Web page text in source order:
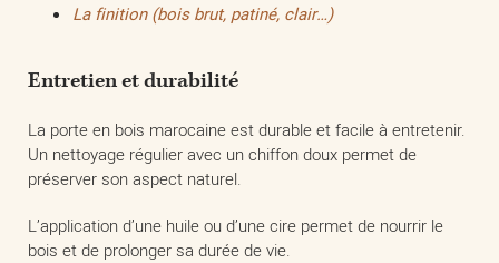
La finition (bois brut, patiné, clair…)
Entretien et durabilité
La porte en bois marocaine est durable et facile à entretenir.
Un nettoyage régulier avec un chiffon doux permet de
préserver son aspect naturel.
L’application d’une huile ou d’une cire permet de nourrir le
bois et de prolonger sa durée de vie.